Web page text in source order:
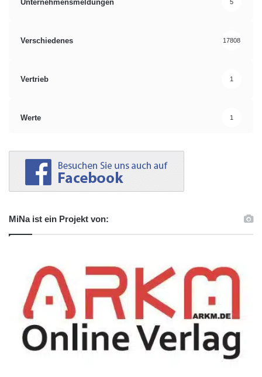
Unternehmensmeldungen 5
Verschiedenes 17808
Vertrieb 1
Werte 1
MiNa ist ein Projekt von: